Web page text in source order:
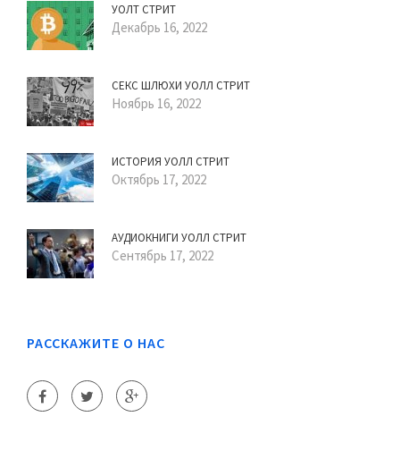
УОЛТ СТРИТ
Декабрь 16, 2022
СЕКС ШЛЮХИ УОЛЛ СТРИТ
Ноябрь 16, 2022
ИСТОРИЯ УОЛЛ СТРИТ
Октябрь 17, 2022
АУДИОКНИГИ УОЛЛ СТРИТ
Сентябрь 17, 2022
РАССКАЖИТЕ О НАС